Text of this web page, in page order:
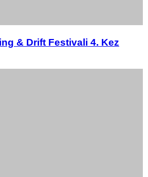
& Drift Festivali 4. Kez